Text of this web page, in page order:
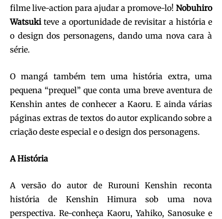
filme live-action para ajudar a promove-lo! Nobuhiro
Watsukiteve a oportunidade de revisitar a história e
o design dos personagens, dando uma nova cara à
série.
O mangá também tem uma história extra, uma
pequena “prequel” que conta uma breve aventura de
Kenshin antes de conhecer a Kaoru. E ainda várias
páginas extras de textos do autor explicando sobre a
criação deste especial e o design dos personagens.
A História
A versão do autor de Rurouni Kenshin reconta
história de Kenshin Himura sob uma nova
perspectiva. Re-conheça Kaoru, Yahiko, Sanosuke e